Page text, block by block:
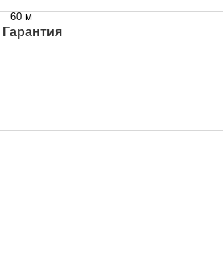
60 м
Гарантия